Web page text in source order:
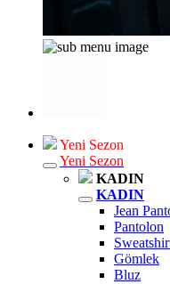
Yeni Sezon
Yeni Sezon
KADIN
KADIN
Jean
Pantolon
Gömlek
Bluz